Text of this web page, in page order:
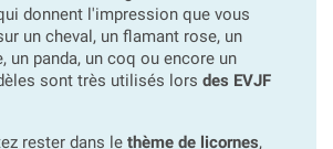
donnent l'impression que vous
un cheval, un flamant rose, un
un panda, un coq ou encore un
sont très utilisés lors des EVJF
rester dans le thème de licornes,